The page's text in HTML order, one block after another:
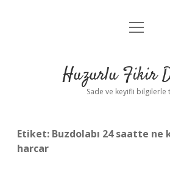
Anasayfa
Yasal Uyarı
menüyü
Huzurlu Fikir
Sade ve keyifli bilgilerle
Etiket: Buzdolabı 24 saatte
harcar